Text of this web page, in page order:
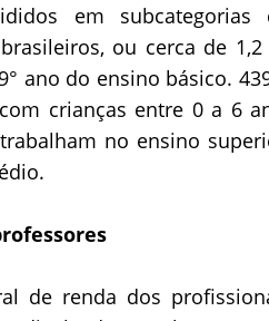
em
ou cerca de
ano do ensino básico.
crianças entre 0 a 6
no ensino
de renda dos